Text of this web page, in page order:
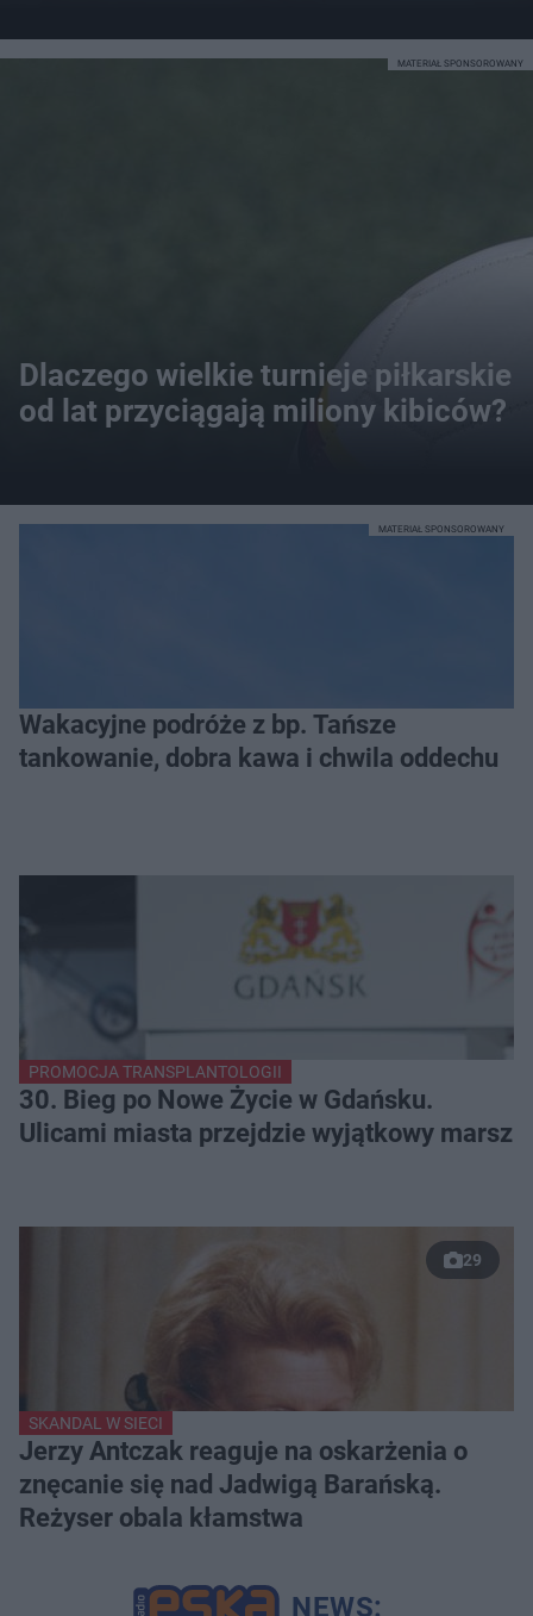
Dlaczego wielkie turnieje piłkarskie
od lat przyciągają miliony kibiców?
MATERIAŁ SPONSOROWANY
Wakacyjne podróże z bp. Tańsze
tankowanie, dobra kawa i chwila oddechu
MATERIAŁ SPONSOROWANY
PROMOCJA TRANSPLANTOLOGII
30. Bieg po Nowe Życie w Gdańsku.
Ulicami miasta przejdzie wyjątkowy marsz
29
SKANDAL W SIECI
Jerzy Antczak reaguje na oskarżenia o
znęcanie się nad Jadwigą Barańską.
Reżyser obala kłamstwa